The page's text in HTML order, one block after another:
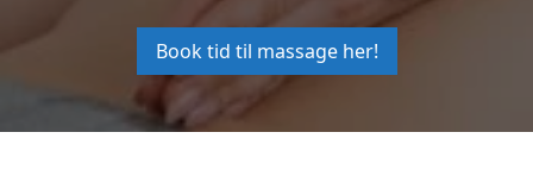
Book tid til massage her!